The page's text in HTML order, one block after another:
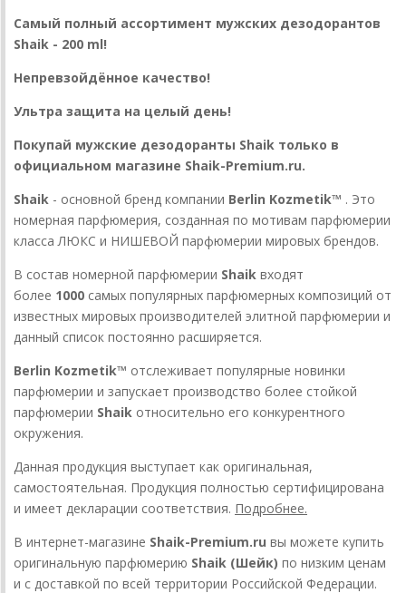
Самый полный ассортимент мужских дезодорантов
Shaik - 200 ml!
Непревзойдённое качество!
Ультра защита на целый день!
Покупай мужские дезодоранты Shaik только в
официальном магазине Shaik-Premium.ru.
Shaik - основной бренд компании Berlin Kozmetik™ . Это
номерная парфюмерия, созданная по мотивам парфюмерии
класса ЛЮКС и НИШЕВОЙ парфюмерии мировых брендов.
В состав номерной парфюмерии Shaik входят
более 1000 самых популярных парфюмерных композиций от
известных мировых производителей элитной парфюмерии и
данный список постоянно расширяется.
Berlin Kozmetik™ отслеживает популярные новинки
парфюмерии и запускает производство более стойкой
парфюмерии Shaik относительно его конкурентного
окружения.
Данная продукция выступает как оригинальная,
самостоятельная. Продукция полностью сертифицирована
и имеет декларации соответствия. Подробнее.
В интернет-магазине Shaik-Premium.ru вы можете купить
оригинальную парфюмерию Shaik (Шейк) по низким ценам
и с доставкой по всей территории Российской Федерации.